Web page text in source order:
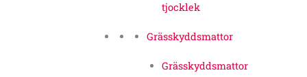
tjocklek
Grässkyddsmattor
Grässkyddsmattor